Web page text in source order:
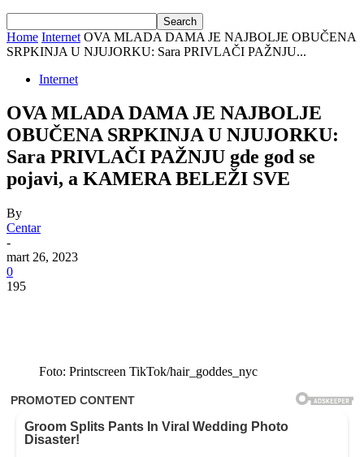
Home Internet OVA MLADA DAMA JE NAJBOLJE OBUČENA
SRPKINJA U NJUJORKU: Sara PRIVLAČI PAŽNJU...
Internet
OVA MLADA DAMA JE NAJBOLJE
OBUČENA SRPKINJA U NJUJORKU:
Sara PRIVLAČI PAŽNJU gde god se
pojavi, a KAMERA BELEŽI SVE
By
Centar
-
mart 26, 2023
0
195
Foto: Printscreen TikTok/hair_goddes_nyc